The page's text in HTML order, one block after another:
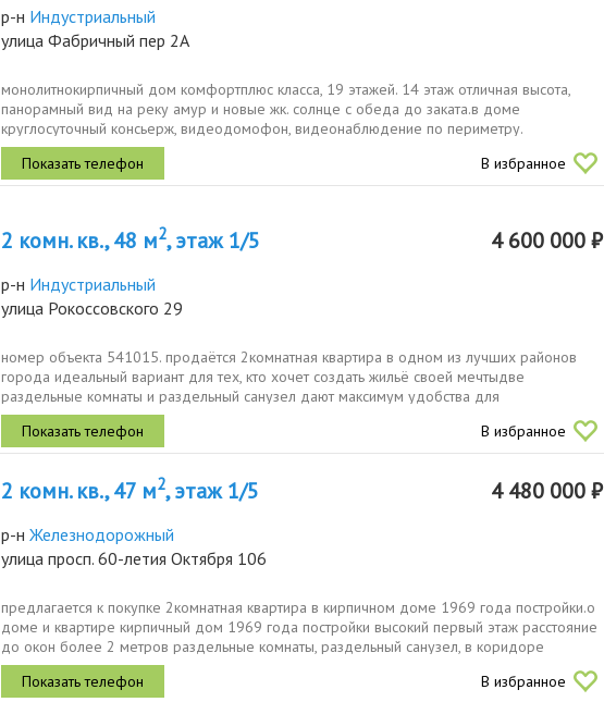
р-н Индустриальный
улица Фабричный пер 2А
монолитнокирпичный дом комфортплюс класса, 19 этажей. 14 этаж отличная высота,
панорамный вид на реку амур и новые жк. солнце с обеда до заката.в доме
круглосуточный консьерж, видеодомофон, видеонаблюдение по периметру.
безопасность на высоком...
В избранное
2 комн. кв., 48 м2, этаж 1/5 4 600 000 ₽
р-н Индустриальный
улица Рокоссовского 29
номер объекта 541015. продаётся 2комнатная квартира в одном из лучших районов
города идеальный вариант для тех, кто хочет создать жильё своей мечтыдве
раздельные комнаты и раздельный санузел дают максимум удобства для
семьи.квартира ждёт вашего...
В избранное
2 комн. кв., 47 м2, этаж 1/5 4 480 000 ₽
р-н Железнодорожный
улица просп. 60-летия Октября 106
предлагается к покупке 2комнатная квартира в кирпичном доме 1969 года постройки.о
доме и квартире кирпичный дом 1969 года постройки высокий первый этаж расстояние
до окон более 2 метров раздельные комнаты, раздельный санузел, в коридоре
большая...
В избранное